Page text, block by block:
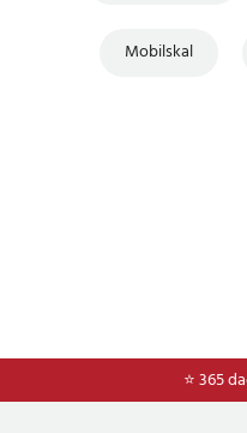
Mobilskal
⭐ 365
⭐